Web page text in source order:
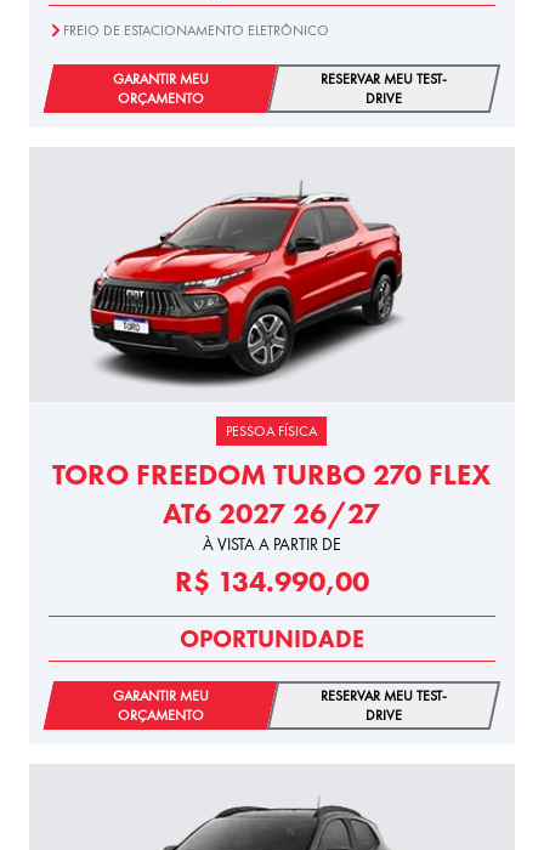
FREIO DE ESTACIONAMENTO ELETRÔNICO
GARANTIR MEU
ORÇAMENTO
RESERVAR MEU TEST-
DRIVE
PESSOA FÍSICA
TORO FREEDOM TURBO 270 FLEX
AT6 2027 26/27
À VISTA A PARTIR DE
R$ 134.990,00
OPORTUNIDADE
GARANTIR MEU
ORÇAMENTO
RESERVAR MEU TEST-
DRIVE